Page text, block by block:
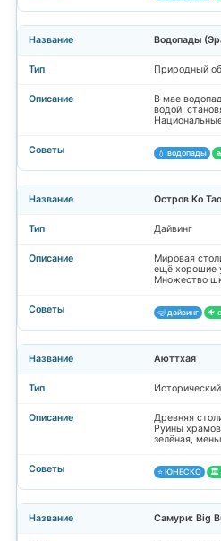
Водопады
Природный
В мае
водой,
💧 водопады
Остров Ко Тао
Дайвинг
Мировая
ещё хорошие
Множество
🤿 дайвинг 🐠
Аюттхая
Древняя
Руины
зелёная,
⭐ ЮНЕСКО 🏛️
Самури: Big